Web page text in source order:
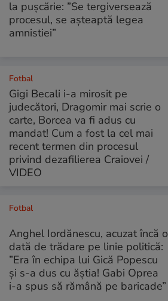
la pușcărie: ”Se tergiversează
procesul, se așteaptă legea
amnistiei”
Fotbal
Gigi Becali i-a mirosit pe
judecători, Dragomir mai scrie o
carte, Borcea va fi adus cu
mandat! Cum a fost la cel mai
recent termen din procesul
privind dezafilierea Craiovei /
VIDEO
Fotbal
Anghel Iordănescu, acuzat încă o
dată de trădare pe linie politică:
”Era în echipa lui Gică Popescu
și s-a dus cu ăștia! Gabi Oprea
i-a spus să rămână pe baricade”